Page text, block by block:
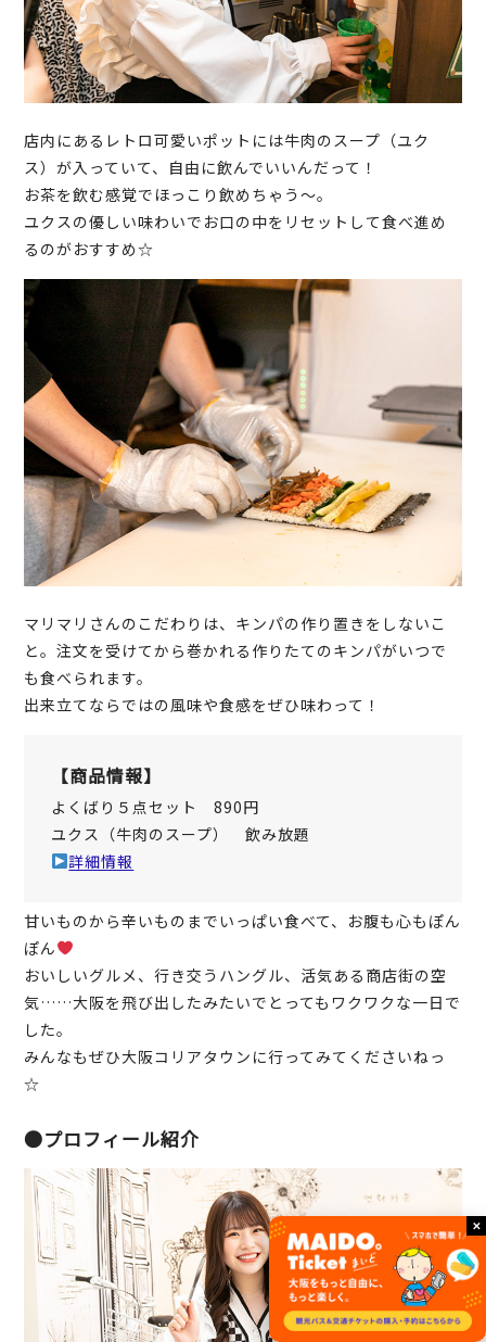
店内にあるレトロ可愛いポットには牛肉のスープ（ユク
ス）が入っていて、自由に飲んでいいんだって！
お茶を飲む感覚でほっこり飲めちゃう～。
ユクスの優しい味わいでお口の中をリセットして食べ進め
るのがおすすめ☆
マリマリさんのこだわりは、キンパの作り置きをしないこ
と。注文を受けてから巻かれる作りたてのキンパがいつで
も食べられます。
出来立てならではの風味や食感をぜひ味わって！
【商品情報】
よくばり５点セット 890円
ユクス（牛肉のスープ） 飲み放題
詳細情報
甘いものから辛いものまでいっぱい食べて、お腹も心もぽん
ぽん
おいしいグルメ、行き交うハングル、活気ある商店街の空
気……大阪を飛び出したみたいでとってもワクワクな一日で
した。
みんなもぜひ大阪コリアタウンに行ってみてくださいねっ
☆
●プロフィール紹介